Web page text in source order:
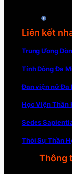
Liên kết
Trung Ương
Tỉnh Dòng Đa
Đan viện nữ Đa
Học Viện Thần
Sedes
Thời Sự Thần
Thông